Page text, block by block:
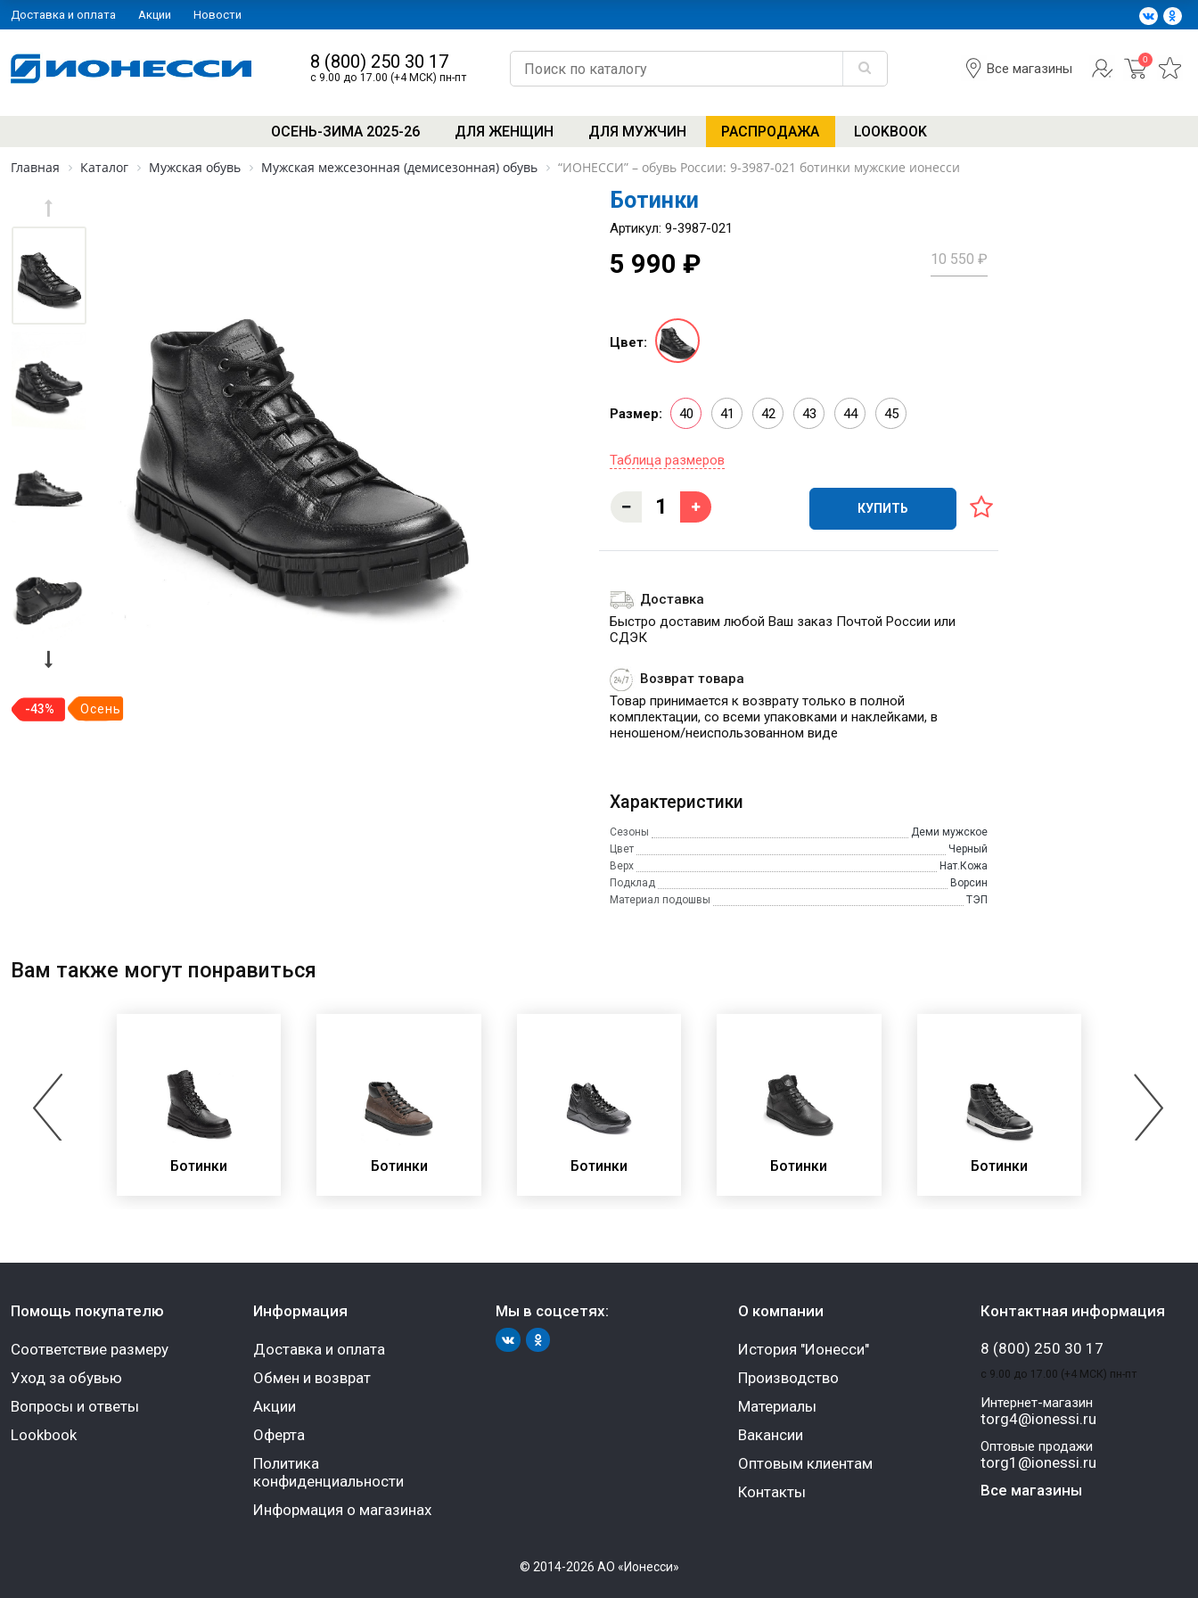
Доставка и оплата Акции Новости
8 (800) 250 30 17
с 9.00 до 17.00 (+4 МСК) пн-пт
Все магазины
0
ОСЕНЬ-ЗИМА 2025-26 ДЛЯ ЖЕНЩИН ДЛЯ МУЖЧИН РАСПРОДАЖА LOOKBOOK
Главная Каталог Мужская обувь Мужская межсезонная (демисезонная) обувь “ИОНЕССИ” – обувь России: 9-3987-021 ботинки мужские ионесси
-43% Осень
Ботинки
Артикул: 9-3987-021
5 990 ₽ 10 550 ₽
Цвет:
Размер: 40 41 42 43 44 45
Таблица размеров
КУПИТЬ
Доставка
Быстро доставим любой Ваш заказ Почтой России или
СДЭК
Возврат товара
Товар принимается к возврату только в полной
комплектации, со всеми упаковками и наклейками, в
неношеном/неиспользованном виде
Характеристики
Сезоны
Деми мужское
Цвет
Черный
Верх
Нат.Кожа
Подклад
Ворсин
Материал подошвы
ТЭП
Вам также могут понравиться
Ботинки Ботинки Ботинки Ботинки Ботинки
Помощь покупателю
Соответствие размеру
Уход за обувью
Вопросы и ответы
Lookbook
Информация
Доставка и оплата
Обмен и возврат
Акции
Оферта
Политика
конфиденциальности
Информация о магазинах
Мы в соцсетях: О компании
История "Ионесси"
Производство
Материалы
Вакансии
Оптовым клиентам
Контакты
Контактная информация
8 (800) 250 30 17
с 9.00 до 17.00 (+4 МСК) пн-пт
Интернет-магазин
torg4@ionessi.ru
Оптовые продажи
torg1@ionessi.ru
Все магазины
© 2014-2026 АО «Ионесси»